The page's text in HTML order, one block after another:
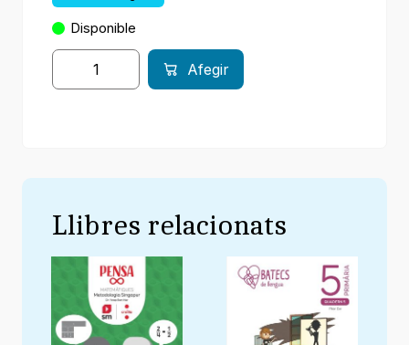
Disponible
Afegir
Llibres relacionats